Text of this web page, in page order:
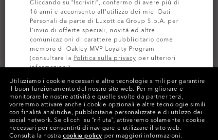
Colori (6) LentePrizm Grey,
MontaturaMatte Black
Utilizziamo i cookie necessari e altre tecnologie simili per garantire
il buon funzionamento del nostro sito web. Per migliorare e
monitorare le nostre attività e quelle svolte da partner terzi,
vorremmo attivare anche i cookie opzionali e altre tecnologie simili
con finalità analitiche, pubblicitarie personalizzate e di utilizzo dei
social network. Se clicchi su “rifiuta”, attiveremo solamente i cookie
necessari per consentirti di navigare e utilizzare il sito web.
Consulta la nostracookie policy per maggiori informazioni.
Cliccando su “Iscriviti”, confermo di avere più di
16 anni e acconsento all’utilizzo dei miei Dati
Personali da parte di Luxottica Group S.p.A. per
l'invio di offerte speciali, novità ed altre
comunicazioni di carattere pubblicitario come
membro di Oakley MVP Loyalty Program
(consultare la Politica sulla privacy per ulteriori
informazioni).
ISCRIVITI